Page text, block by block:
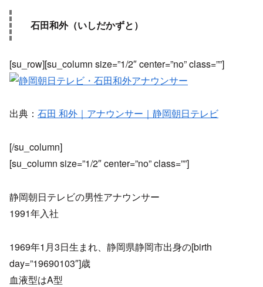
石田和外（いしだかずと）
[su_row][su_column size=”1/2″ center=”no” class=””]
出典： 石田 和外｜アナウンサー｜静岡朝日テレビ
[/su_column]
[su_column size=”1/2″ center=”no” class=””]
静岡朝日テレビの男性アナウンサー
1991年入社
1969年1月3日生まれ、静岡県静岡市出身の[birth
day=”19690103″]歳
血液型はA型